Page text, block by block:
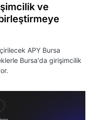
ve
APY Bursa
Bursa'da girişimcilik